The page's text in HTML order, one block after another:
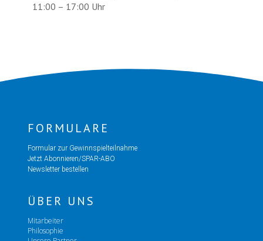
11:00 – 17:00 Uhr
FORMULARE
Formular zur Gewinnspielteilnahme
Jetzt Abonnieren/SPAR-ABO
Newsletter bestellen
ÜBER UNS
Mitarbeiter
Philosophie